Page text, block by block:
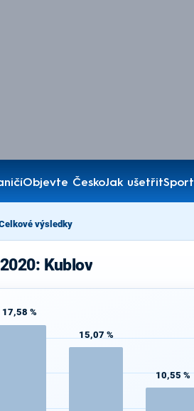
Objevte ČeskoJak ušetřitSport
výsledky
Kublov
17,58 %
15,07 %
10,55 %